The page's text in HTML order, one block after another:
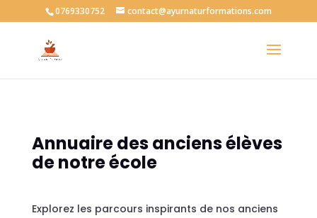
0769330752 contact@ayurnaturformations.com
Annuaire des anciens élèves
de notre école
Explorez les parcours inspirants de nos anciens